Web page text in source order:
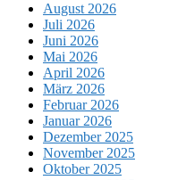
August 2026
Juli 2026
Juni 2026
Mai 2026
April 2026
März 2026
Februar 2026
Januar 2026
Dezember 2025
November 2025
Oktober 2025